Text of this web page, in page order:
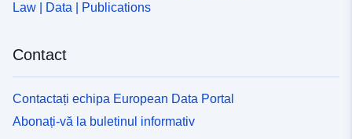
Law | Data | Publications
Contact
Contactați echipa European Data Portal
Abonați-vă la buletinul informativ